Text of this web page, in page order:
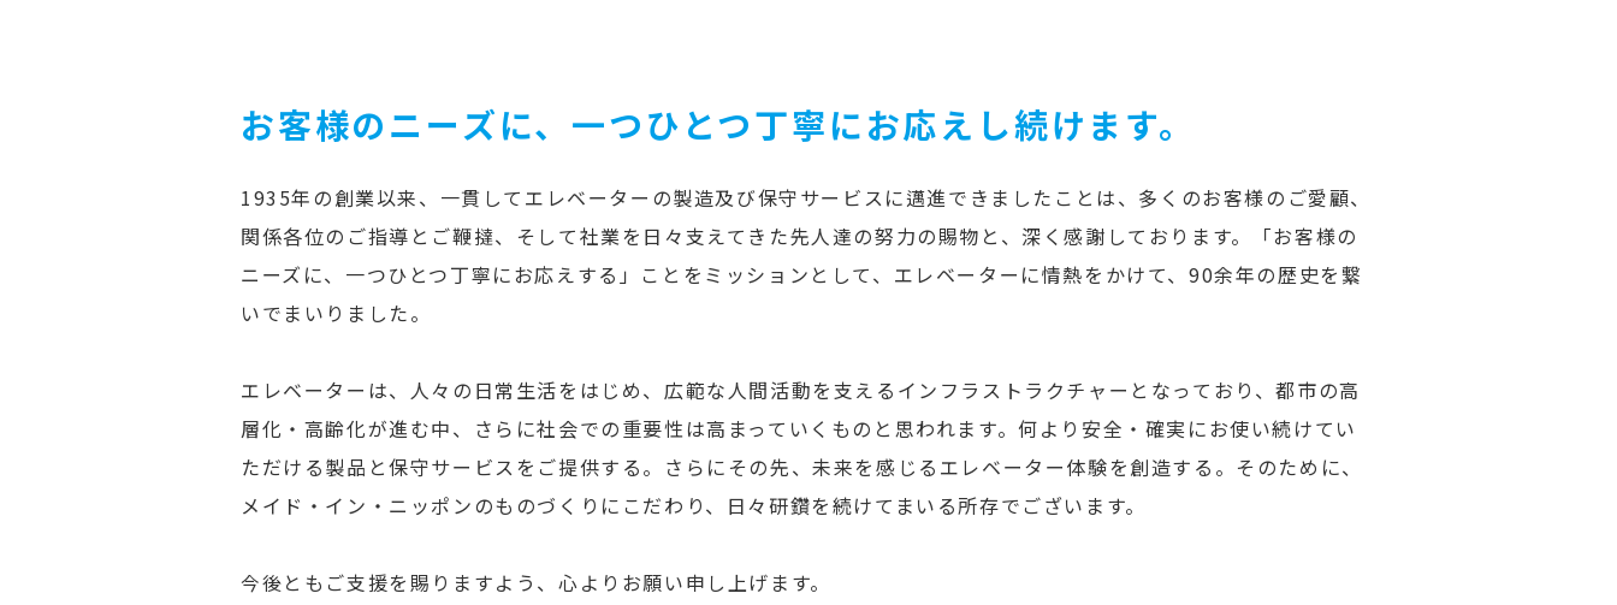
お客様のニーズに、一つひとつ丁寧にお応えし続けます。
1935年の創業以来、一貫してエレベーターの製造及び保守サービスに邁進できましたことは、多くのお客様のご愛顧、
関係各位のご指導とご鞭撻、そして社業を日々支えてきた先人達の努力の賜物と、深く感謝しております。「お客様の
ニーズに、一つひとつ丁寧にお応えする」ことをミッションとして、エレベーターに情熱をかけて、90余年の歴史を繋
いでまいりました。
エレベーターは、人々の日常生活をはじめ、広範な人間活動を支えるインフラストラクチャーとなっており、都市の高
層化・高齢化が進む中、さらに社会での重要性は高まっていくものと思われます。何より安全・確実にお使い続けてい
ただける製品と保守サービスをご提供する。さらにその先、未来を感じるエレベーター体験を創造する。そのために、
メイド・イン・ニッポンのものづくりにこだわり、日々研鑽を続けてまいる所存でございます。
今後ともご支援を賜りますよう、心よりお願い申し上げます。